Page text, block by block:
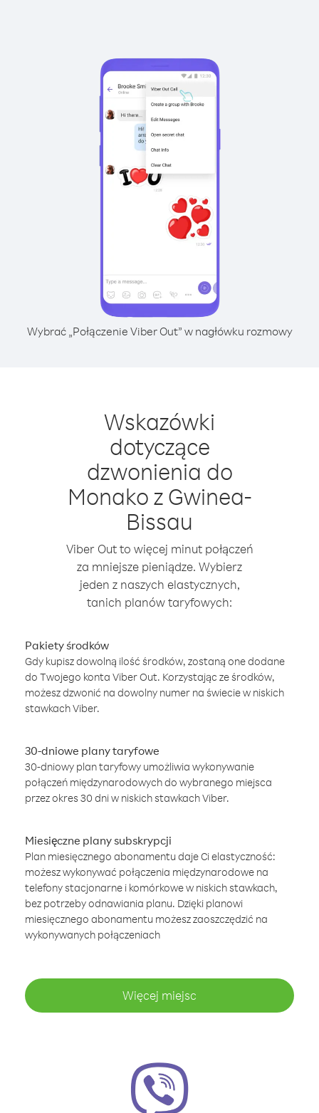
Wybrać „Połączenie Viber Out” w nagłówku rozmowy
Wskazówki
dotyczące
dzwonienia do
Monako z Gwinea-
Bissau
Viber Out to więcej minut połączeń
za mniejsze pieniądze. Wybierz
jeden z naszych elastycznych,
tanich planów taryfowych:
Pakiety środków
Gdy kupisz dowolną ilość środków, zostaną one dodane
do Twojego konta Viber Out. Korzystając ze środków,
możesz dzwonić na dowolny numer na świecie w niskich
stawkach Viber.
30-dniowe plany taryfowe
30-dniowy plan taryfowy umożliwia wykonywanie
połączeń międzynarodowych do wybranego miejsca
przez okres 30 dni w niskich stawkach Viber.
Miesięczne plany subskrypcji
Plan miesięcznego abonamentu daje Ci elastyczność:
możesz wykonywać połączenia międzynarodowe na
telefony stacjonarne i komórkowe w niskich stawkach,
bez potrzeby odnawiania planu. Dzięki planowi
miesięcznego abonamentu możesz zaoszczędzić na
wykonywanych połączeniach
Więcej miejsc